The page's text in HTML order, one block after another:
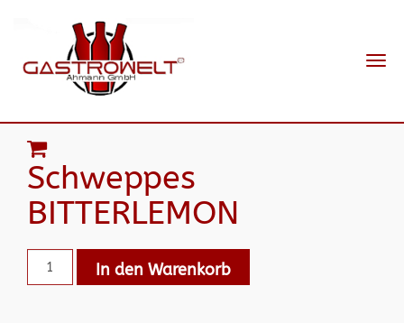
Schweppes
BITTERLEMON
In den Warenkorb